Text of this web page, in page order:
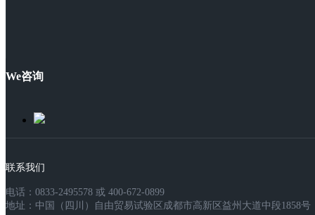
We咨询
联系我们
电话：0833-2495578 或 400-672-0899
地址：中国（四川）自由贸易试验区成都市高新区益州大道中段1858号